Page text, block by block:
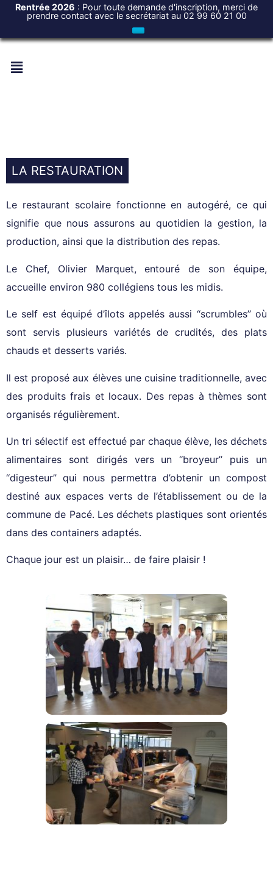
Rentrée 2026 : Pour toute demande d'inscription, merci de
prendre contact avec le secrétariat au 02 99 60 21 00
LA RESTAURATION
Le restaurant scolaire fonctionne en autogéré, ce qui
signifie que nous assurons au quotidien la gestion, la
production, ainsi que la distribution des repas.
Le Chef, Olivier Marquet, entouré de son équipe,
accueille environ 980 collégiens tous les midis.
Le self est équipé d’îlots appelés aussi ‘‘scrumbles’’ où
sont servis plusieurs variétés de crudités, des plats
chauds et desserts variés.
Il est proposé aux élèves une cuisine traditionnelle, avec
des produits frais et locaux. Des repas à thèmes sont
organisés régulièrement.
Un tri sélectif est effectué par chaque élève, les déchets
alimentaires sont dirigés vers un ‘‘broyeur’’ puis un
‘‘digesteur’’ qui nous permettra d’obtenir un compost
destiné aux espaces verts de l’établissement ou de la
commune de Pacé. Les déchets plastiques sont orientés
dans des containers adaptés.
Chaque jour est un plaisir… de faire plaisir !